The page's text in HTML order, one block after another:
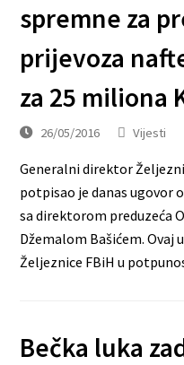
spremne za
prijevoza
za 25 miliona
26/05/2016 Vijesti
Generalni direktor
potpisao je danas ugovor
sa direktorom preduzeća
Džemalom Bašićem. Ovaj
Željeznice FBiH u
Bečka luka